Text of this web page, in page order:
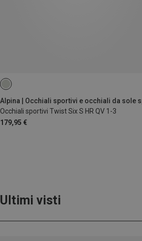
Occhiali sportivi Twist Six S HR QV 1-3
179,95 €
Ultimi visti